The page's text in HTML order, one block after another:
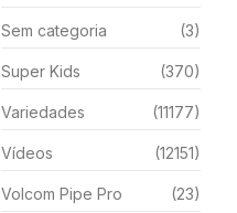
Sem categoria (3)
Super Kids (370)
Variedades (11177)
Vídeos (12151)
Volcom Pipe Pro (23)